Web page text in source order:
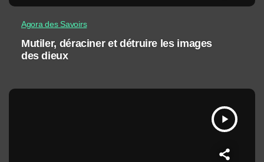
Agora des Savoirs
Mutiler, déraciner et détruire les images
des dieux
play_arrow